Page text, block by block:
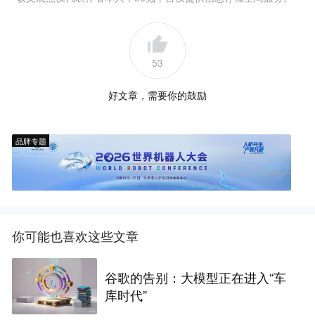
53
好文章，需要你的鼓励
品牌专题
你可能也喜欢这些文章
谷歌的告别：大模型正在进入“车
库时代”